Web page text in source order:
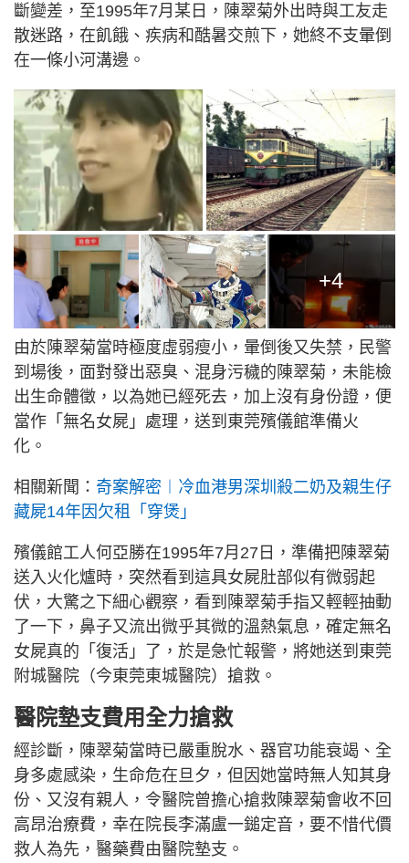
斷變差，至1995年7月某日，陳翠菊外出時與工友走
散迷路，在飢餓、疾病和酷暑交煎下，她終不支暈倒
在一條小河溝邊。
+4
由於陳翠菊當時極度虛弱瘦小，暈倒後又失禁，民警
到場後，面對發出惡臭、混身污穢的陳翠菊，未能檢
出生命體徵，以為她已經死去，加上沒有身份證，便
當作「無名女屍」處理，送到東莞殯儀館準備火
化。
相關新聞： 奇案解密︱冷血港男深圳殺二奶及親生仔
藏屍14年因欠租「穿煲」
殯儀館工人何亞勝在1995年7月27日，準備把陳翠菊
送入火化爐時，突然看到這具女屍肚部似有微弱起
伏，大驚之下細心觀察，看到陳翠菊手指又輕輕抽動
了一下，鼻子又流出微乎其微的溫熱氣息，確定無名
女屍真的「復活」了，於是急忙報警，將她送到東莞
附城醫院（今東莞東城醫院）搶救。
醫院墊支費用全力搶救
經診斷，陳翠菊當時已嚴重脫水、器官功能衰竭、全
身多處感染，生命危在旦夕，但因她當時無人知其身
份、又沒有親人，令醫院曾擔心搶救陳翠菊會收不回
高昂治療費，幸在院長李滿盧一鎚定音，要不惜代價
救人為先，醫藥費由醫院墊支。